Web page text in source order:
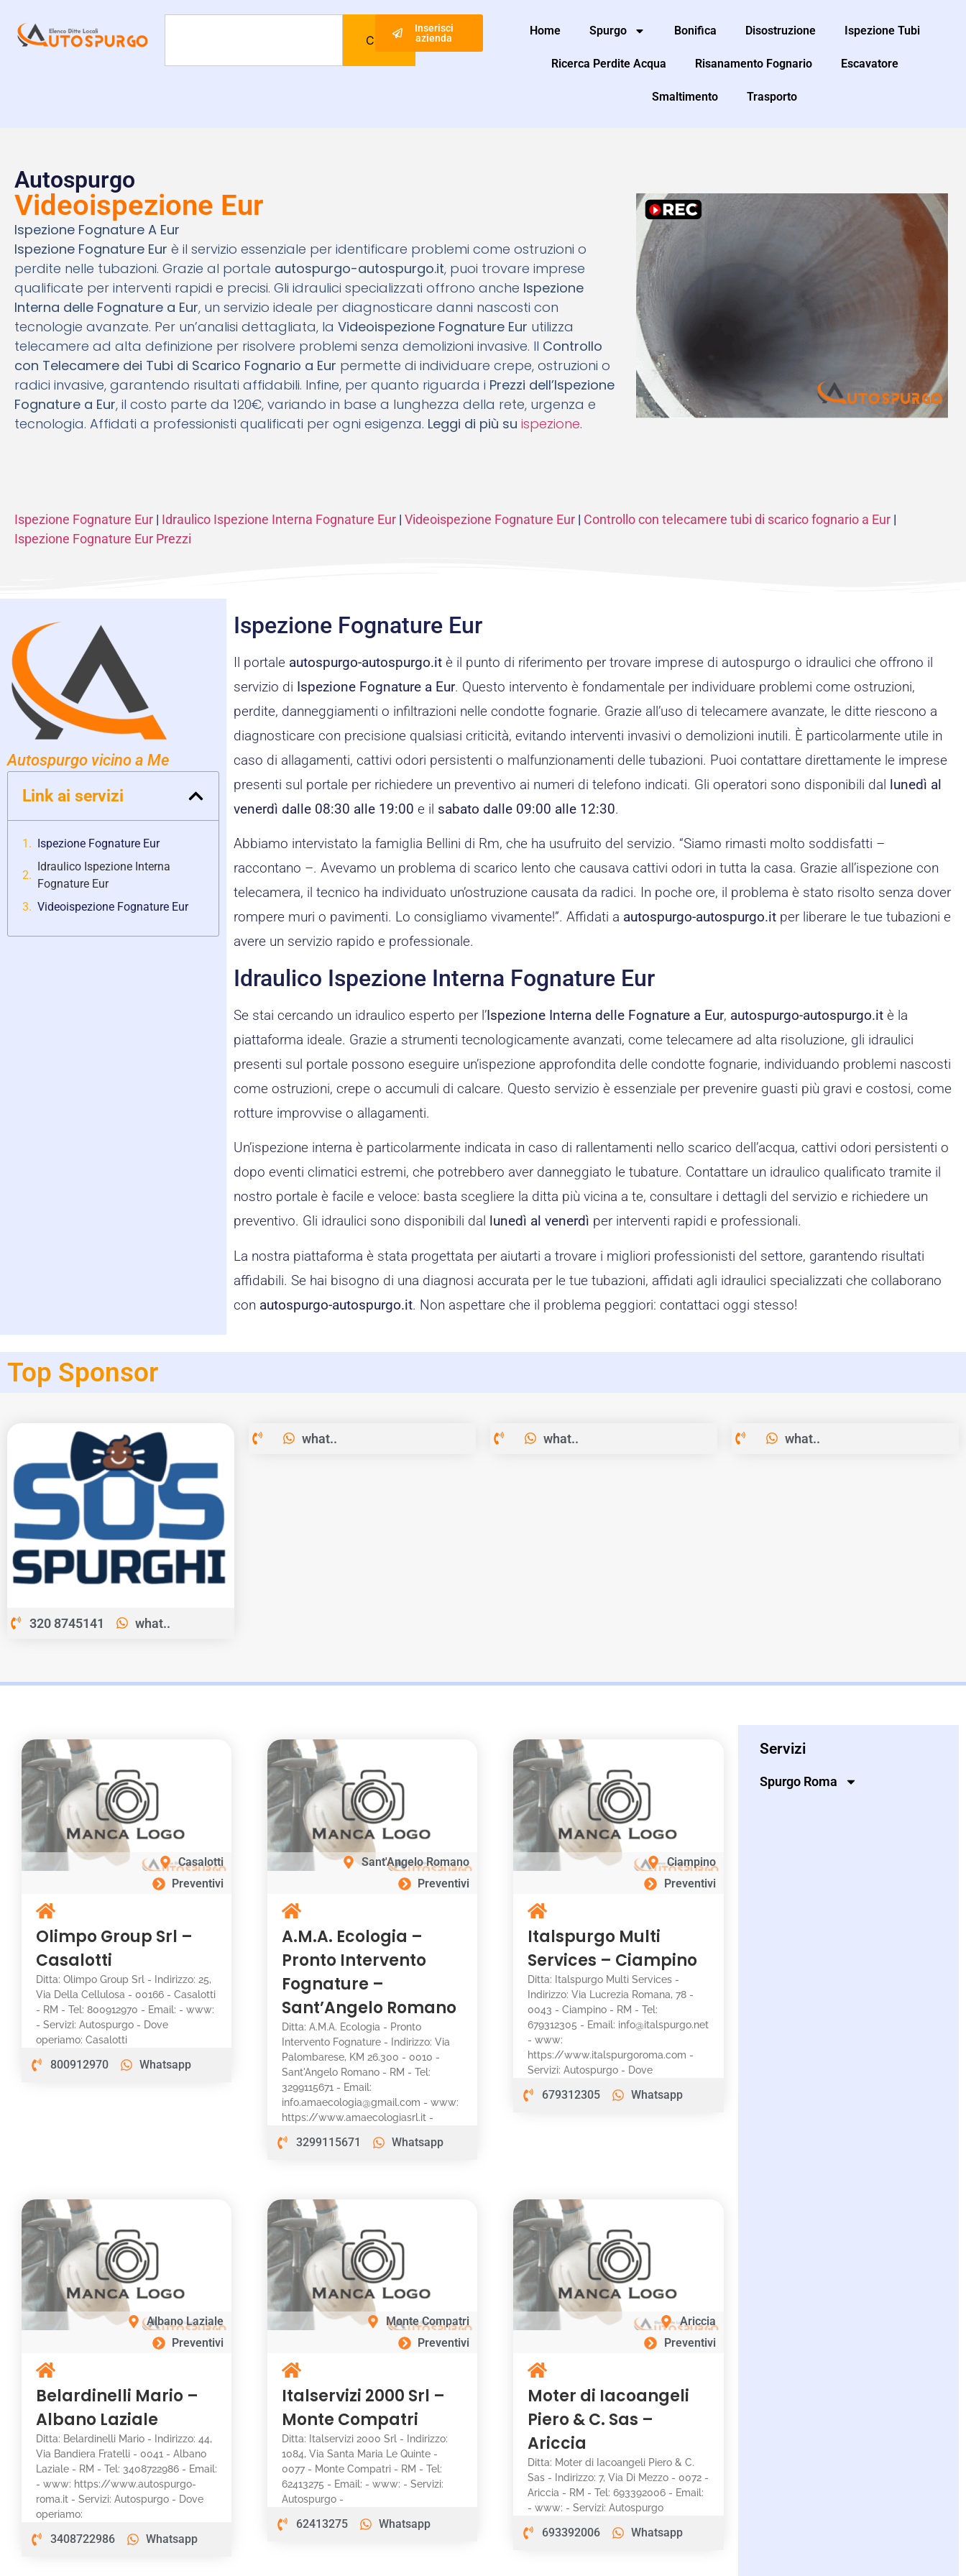
Cerca
Inserisci
azienda
Home Spurgo Bonifica Disostruzione Ispezione Tubi
Ricerca Perdite Acqua Risanamento Fognario Escavatore
Smaltimento Trasporto
Autospurgo
Videoispezione Eur
Ispezione Fognature A Eur
Ispezione Fognature Eur è il servizio essenziale per identificare problemi come ostruzioni o
perdite nelle tubazioni. Grazie al portale autospurgo-autospurgo.it, puoi trovare imprese
qualificate per interventi rapidi e precisi. Gli idraulici specializzati offrono anche Ispezione
Interna delle Fognature a Eur, un servizio ideale per diagnosticare danni nascosti con
tecnologie avanzate. Per un’analisi dettagliata, la Videoispezione Fognature Eur utilizza
telecamere ad alta definizione per risolvere problemi senza demolizioni invasive. Il Controllo
con Telecamere dei Tubi di Scarico Fognario a Eur permette di individuare crepe, ostruzioni o
radici invasive, garantendo risultati affidabili. Infine, per quanto riguarda i Prezzi dell’Ispezione
Fognature a Eur, il costo parte da 120€, variando in base a lunghezza della rete, urgenza e
tecnologia. Affidati a professionisti qualificati per ogni esigenza. Leggi di più su ispezione.
Ispezione Fognature Eur | Idraulico Ispezione Interna Fognature Eur | Videoispezione Fognature Eur | Controllo con telecamere tubi di scarico fognario a Eur |
Ispezione Fognature Eur Prezzi
Autospurgo vicino a Me
Link ai servizi
Ispezione Fognature Eur
Idraulico Ispezione Interna
Fognature Eur
Videoispezione Fognature Eur
Ispezione Fognature Eur
Il portale autospurgo-autospurgo.it è il punto di riferimento per trovare imprese di autospurgo o idraulici che offrono il
servizio di Ispezione Fognature a Eur. Questo intervento è fondamentale per individuare problemi come ostruzioni,
perdite, danneggiamenti o infiltrazioni nelle condotte fognarie. Grazie all’uso di telecamere avanzate, le ditte riescono a
diagnosticare con precisione qualsiasi criticità, evitando interventi invasivi o demolizioni inutili. È particolarmente utile in
caso di allagamenti, cattivi odori persistenti o malfunzionamenti delle tubazioni. Puoi contattare direttamente le imprese
presenti sul portale per richiedere un preventivo ai numeri di telefono indicati. Gli operatori sono disponibili dal lunedì al
venerdì dalle 08:30 alle 19:00 e il sabato dalle 09:00 alle 12:30.
Abbiamo intervistato la famiglia Bellini di Rm, che ha usufruito del servizio. “Siamo rimasti molto soddisfatti –
raccontano –. Avevamo un problema di scarico lento che causava cattivi odori in tutta la casa. Grazie all’ispezione con
telecamera, il tecnico ha individuato un’ostruzione causata da radici. In poche ore, il problema è stato risolto senza dover
rompere muri o pavimenti. Lo consigliamo vivamente!”. Affidati a autospurgo-autospurgo.it per liberare le tue tubazioni e
avere un servizio rapido e professionale.
Idraulico Ispezione Interna Fognature Eur
Se stai cercando un idraulico esperto per l’Ispezione Interna delle Fognature a Eur, autospurgo-autospurgo.it è la
piattaforma ideale. Grazie a strumenti tecnologicamente avanzati, come telecamere ad alta risoluzione, gli idraulici
presenti sul portale possono eseguire un’ispezione approfondita delle condotte fognarie, individuando problemi nascosti
come ostruzioni, crepe o accumuli di calcare. Questo servizio è essenziale per prevenire guasti più gravi e costosi, come
rotture improvvise o allagamenti.
Un’ispezione interna è particolarmente indicata in caso di rallentamenti nello scarico dell’acqua, cattivi odori persistenti o
dopo eventi climatici estremi, che potrebbero aver danneggiato le tubature. Contattare un idraulico qualificato tramite il
nostro portale è facile e veloce: basta scegliere la ditta più vicina a te, consultare i dettagli del servizio e richiedere un
preventivo. Gli idraulici sono disponibili dal lunedì al venerdì per interventi rapidi e professionali.
La nostra piattaforma è stata progettata per aiutarti a trovare i migliori professionisti del settore, garantendo risultati
affidabili. Se hai bisogno di una diagnosi accurata per le tue tubazioni, affidati agli idraulici specializzati che collaborano
con autospurgo-autospurgo.it. Non aspettare che il problema peggiori: contattaci oggi stesso!
Top Sponsor
320 8745141 what..
what.. what.. what..
Casalotti
Preventivi
Olimpo Group Srl –
Casalotti
Ditta: Olimpo Group Srl - Indirizzo: 25,
Via Della Cellulosa - 00166 - Casalotti
- RM - Tel: 800912970 - Email: - www:
- Servizi: Autospurgo - Dove
operiamo: Casalotti
800912970 Whatsapp
Sant'Angelo Romano
Preventivi
A.M.A. Ecologia –
Pronto Intervento
Fognature –
Sant’Angelo Romano
Ditta: A.M.A. Ecologia - Pronto
Intervento Fognature - Indirizzo: Via
Palombarese, KM 26.300 - 0010 -
Sant'Angelo Romano - RM - Tel:
3299115671 - Email:
info.amaecologia@gmail.com - www:
https://www.amaecologiasrl.it -
3299115671 Whatsapp
Ciampino
Preventivi
Italspurgo Multi
Services – Ciampino
Ditta: Italspurgo Multi Services -
Indirizzo: Via Lucrezia Romana, 78 -
0043 - Ciampino - RM - Tel:
679312305 - Email: info@italspurgo.net
- www:
https://www.italspurgoroma.com -
Servizi: Autospurgo - Dove
679312305 Whatsapp
Albano Laziale
Preventivi
Belardinelli Mario –
Albano Laziale
Ditta: Belardinelli Mario - Indirizzo: 44,
Via Bandiera Fratelli - 0041 - Albano
Laziale - RM - Tel: 3408722986 - Email:
- www: https://www.autospurgo-
roma.it - Servizi: Autospurgo - Dove
operiamo:
3408722986 Whatsapp
Monte Compatri
Preventivi
Italservizi 2000 Srl –
Monte Compatri
Ditta: Italservizi 2000 Srl - Indirizzo:
1084, Via Santa Maria Le Quinte -
0077 - Monte Compatri - RM - Tel:
62413275 - Email: - www: - Servizi:
Autospurgo -
62413275 Whatsapp
Ariccia
Preventivi
Moter di Iacoangeli
Piero & C. Sas –
Ariccia
Ditta: Moter di Iacoangeli Piero & C.
Sas - Indirizzo: 7, Via Di Mezzo - 0072 -
Ariccia - RM - Tel: 693392006 - Email:
- www: - Servizi: Autospurgo
693392006 Whatsapp
Servizi
Spurgo Roma